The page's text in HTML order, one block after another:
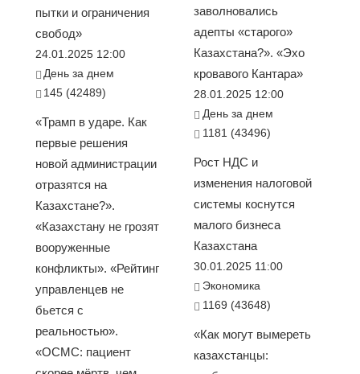
пытки и ограничения
свобод»
24.01.2025 12:00
День за днем
145 (42489)
«Трамп в ударе. Как
первые решения
новой администрации
отразятся на
Казахстане?».
«Казахстану не грозят
вооруженные
конфликты». «Рейтинг
управленцев не
бьется с
реальностью».
«ОСМС: пациент
заволновались
адепты «старого»
Казахстана?». «Эхо
кровавого Кантара»
28.01.2025 12:00
День за днем
1181 (43496)
Рост НДС и
изменения налоговой
системы коснутся
малого бизнеса
Казахстана
30.01.2025 11:00
Экономика
1169 (43648)
«Как могут вымереть
казахстанцы: